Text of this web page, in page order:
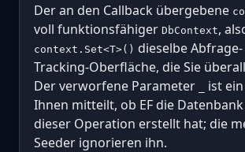
Der an den Callback übergebene
voll funktionsfähiger DbContext,
context.Set<T>() dieselbe
Tracking-Oberfläche, die Sie
Der verworfene Parameter
ist ein
Ihnen mitteilt, ob EF die
dieser Operation erstellt hat; die
Seeder ignorieren ihn.